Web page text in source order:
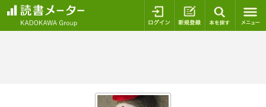
ログイン 新規登録